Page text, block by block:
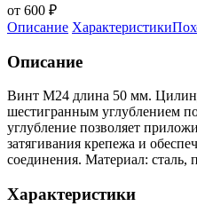
от 600 ₽
Описание Характеристики
Описание
Винт М24 длина 50 мм.
шестигранным углублением
углубление позволяет
затягивания крепежа и
соединения. Материал: сталь,
Характеристики